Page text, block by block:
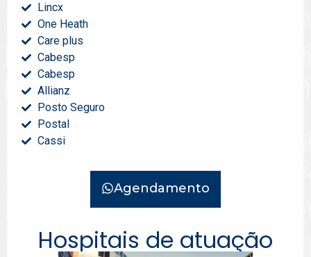
Lincx
One Heath
Care plus
Cabesp
Cabesp
Allianz
Posto Seguro
Postal
Cassi
Agendamento
Hospitais de atuação